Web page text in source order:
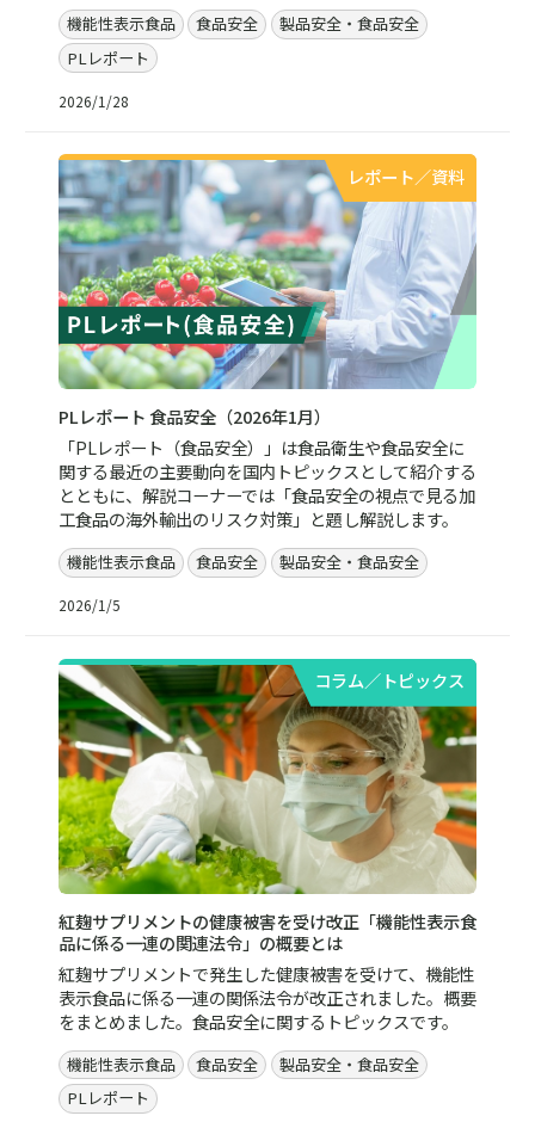
機能性表示食品 食品安全
製品安全・食品安全
PLレポート
2026/1/28
レポート／資料
PLレポート 食品安全（2026年1月）
「PLレポート（食品安全）」は食品衛生や食品安全に
関する最近の主要動向を国内トピックスとして紹介する
とともに、解説コーナーでは「食品安全の視点で見る加
工食品の海外輸出のリスク対策」と題し解説します。
機能性表示食品 食品安全 製品安全・食品安全
2026/1/5
コラム／トピックス
紅麹サプリメントの健康被害を受け改正「機能性表示食
品に係る一連の関連法令」の概要とは
紅麹サプリメントで発生した健康被害を受けて、機能性
表示食品に係る一連の関係法令が改正されました。概要
をまとめました。食品安全に関するトピックスです。
機能性表示食品 食品安全
製品安全・食品安全
PLレポート